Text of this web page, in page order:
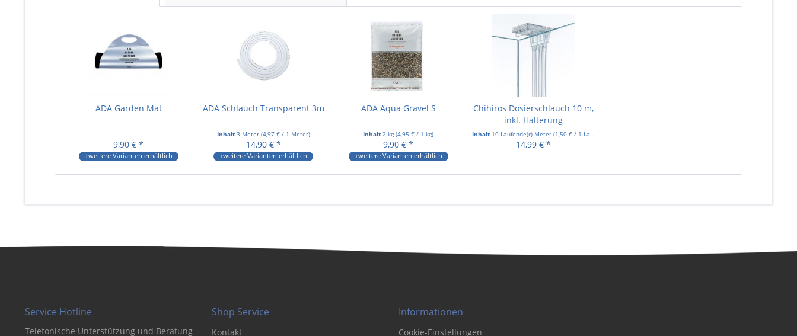
ADA Garden Mat
9,90 € *
+weitere Varianten erhältlich
ADA Schlauch Transparent 3m
Inhalt 3 Meter (4,97 €/ 1 Meter)
14,90 € *
+weitere Varianten erhältlich
ADA Aqua Gravel S
Inhalt2 kg(4,95 € / 1 kg)
9,90 € *
+weitere Varianten erhältlich
Chihiros Dosierschlauch 10 m,
inkl. Halterung
Inhalt 10 Laufende(r) Meter (1,50 €/ 1 Laufende(r) Meter)
14,99 € *
Service Hotline
Telefonische Unterstützung und Beratung
Shop Service
Kontakt
Informationen
Cookie-Einstellungen